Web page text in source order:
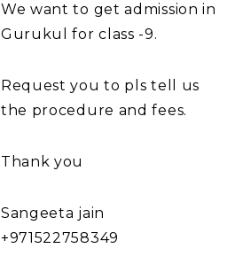
We want to get admission in
Gurukul for class -9.
Request you to pls tell us
the procedure and fees.
Thank you
Sangeeta jain
+971522758349